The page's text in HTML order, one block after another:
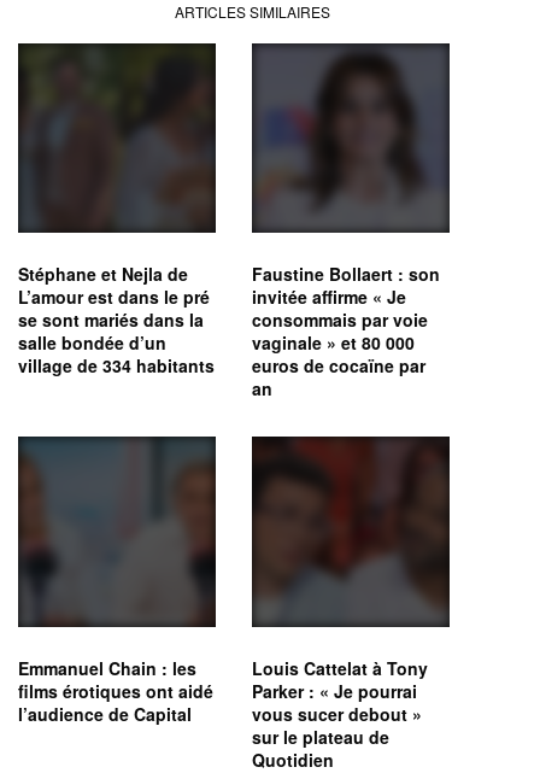
ARTICLES SIMILAIRES
Stéphane et Nejla de
L’amour est dans le pré
se sont mariés dans la
salle bondée d’un
village de 334 habitants
Faustine Bollaert : son
invitée affirme « Je
consommais par voie
vaginale » et 80 000
euros de cocaïne par
an
Emmanuel Chain : les
films érotiques ont aidé
l’audience de Capital
Louis Cattelat à Tony
Parker : « Je pourrai
vous sucer debout »
sur le plateau de
Quotidien